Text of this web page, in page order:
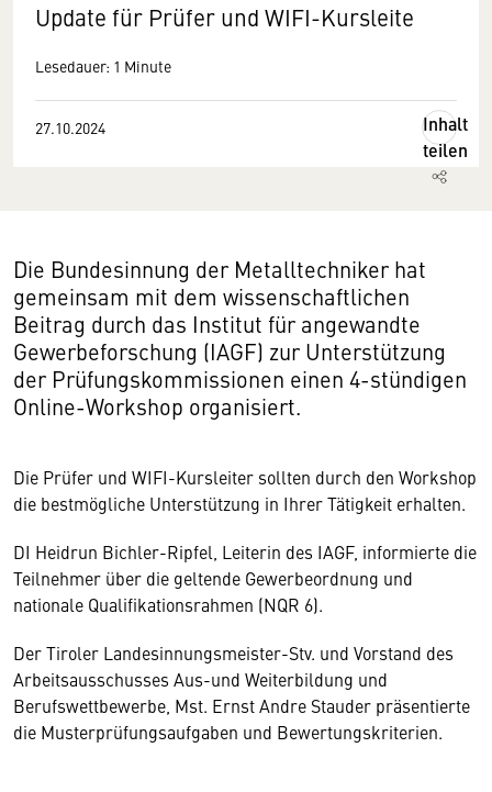
Update für Prüfer und WIFI-Kursleite
Lesedauer: 1 Minute
27.10.2024
Inhalt
teilen
Die Bundesinnung der Metalltechniker hat
gemeinsam mit dem wissenschaftlichen
Beitrag durch das Institut für angewandte
Gewerbeforschung (IAGF) zur Unterstützung
der Prüfungskommissionen einen 4-stündigen
Online-Workshop organisiert.
Die Prüfer und WIFI-Kursleiter sollten durch den Workshop
die bestmögliche Unterstützung in Ihrer Tätigkeit erhalten.
DI Heidrun Bichler-Ripfel, Leiterin des IAGF, informierte die
Teilnehmer über die geltende Gewerbeordnung und
nationale Qualifikationsrahmen (NQR 6).
Der Tiroler Landesinnungsmeister-Stv. und Vorstand des
Arbeitsausschusses Aus-und Weiterbildung und
Berufswettbewerbe, Mst. Ernst Andre Stauder präsentierte
die Musterprüfungsaufgaben und Bewertungskriterien.